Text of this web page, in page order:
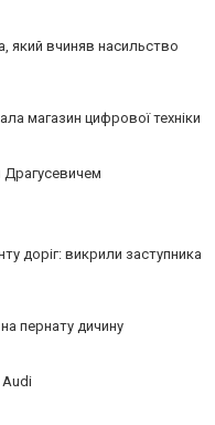
який вчиняв насильство
магазин цифрової техніки
Драгусевичем
доріг: викрили заступника
пернату дичину
Audi